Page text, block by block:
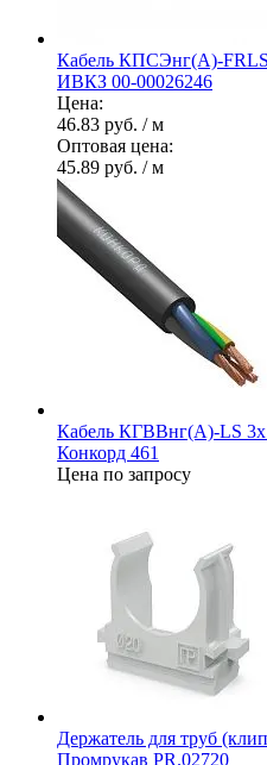
Кабель КПСЭнг(А)-
ИВКЗ 00-00026246
Цена:
46.83 руб. / м
Оптовая цена:
45.89 руб. / м
Кабель КГВВнг(А)-LS
Конкорд 461
Цена по запросу
Держатель для труб
Промрукав PR.02720